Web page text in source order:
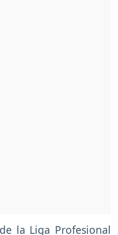
la Liga Profesional